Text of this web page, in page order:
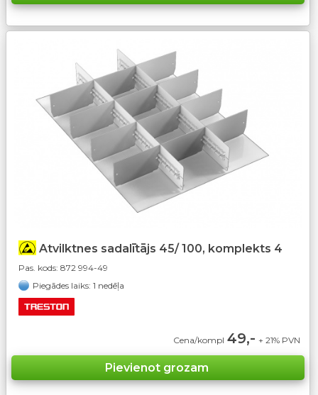
Atvilktnes sadalītājs 45/ 100, komplekts 4
Pas. kods: 872 994-49
Piegādes laiks: 1 nedēļa
Cena/kompl 49,- + 21% PVN